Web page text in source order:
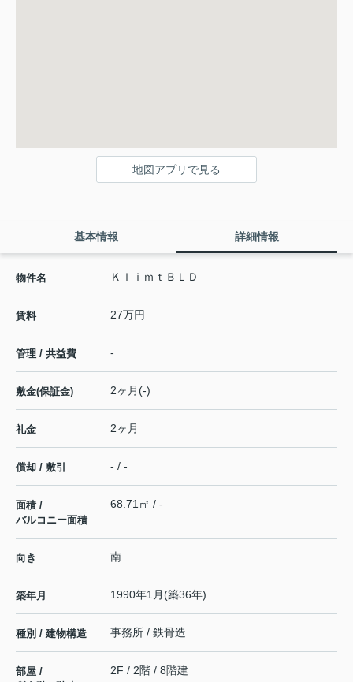
地図アプリで見る
基本情報 詳細情報
物件名 ＫｌｉｍｔＢＬＤ
賃料 27万円
管理 / 共益費 -
敷金(保証金) 2ヶ月(-)
礼金 2ヶ月
償却 / 敷引 - / -
面積 /
バルコニー面積
68.71㎡ / -
向き 南
築年月 1990年1月(築36年)
種別 / 建物構造 事務所 / 鉄骨造
部屋 /
2F / 2階 / 8階建